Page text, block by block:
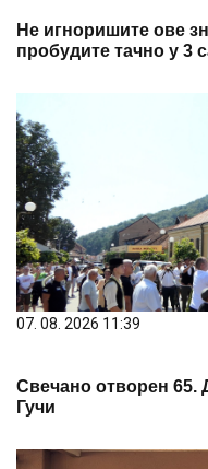
Не игноришите ове
пробудите тачно у 3
07. 08. 2026 11:39
Свечано отворен 65.
Гучи